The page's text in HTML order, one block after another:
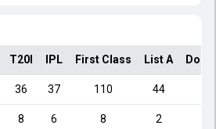
T20I IPL First Class List A
36 37 110 44
8 6 8 2